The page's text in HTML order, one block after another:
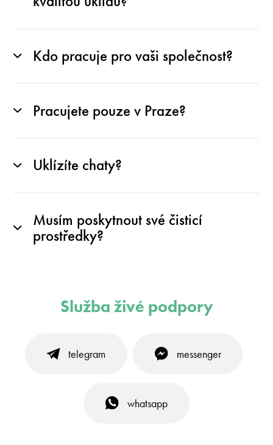
Kdo pracuje pro vaši společnost?
Pracujete pouze v Praze?
Uklízíte chaty?
Musím poskytnout své čisticí
prostředky?
Služba živé podpory
telegram messenger
whatsapp